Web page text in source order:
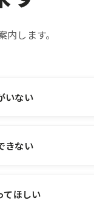
します。
いない
きない
てほしい